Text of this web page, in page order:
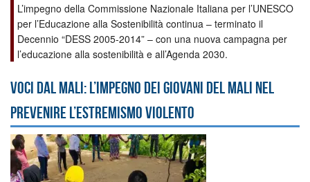
L’impegno della Commissione Nazionale Italiana per l’UNESCO
per l’Educazione alla Sostenibilità continua – terminato il
Decennio “DESS 2005-2014” – con una nuova campagna per
l’educazione alla sostenibilità e all’Agenda 2030.
Voci dal Mali: l’impegno dei giovani del Mali nel
prevenire l’estremismo violento